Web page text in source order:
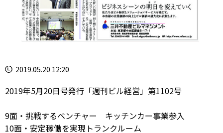
2019.05.20 12:20
2019年5月20日号発行「週刊ビル経営」第1102号
9面・挑戦するベンチャー キッチンカー事業参入
10面・安定稼働を実現トランクルーム